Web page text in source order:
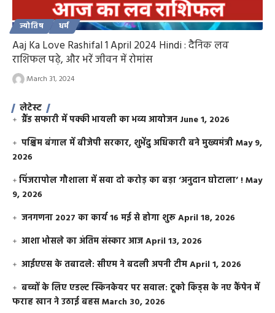
ज्योतिष धर्म
Aaj Ka Love Rashifal 1 April 2024 Hindi : दैनिक लव
राशिफल पढ़े, और भरें जीवन में रोमांस
March 31, 2024
लेटेस्ट
ग्रैंड सफारी में पक्की भायली का भव्य आयोजन June 1, 2026
पश्चिम बंगाल में बीजेपी सरकार, शुभेंदु अधिकारी बने मुख्यमंत्रीMay 9,
2026
​पिंजरापोल गौशाला में सवा दो करोड़ का बड़ा ‘अनुदान घोटाला’ !May
9, 2026
जनगणना 2027 का कार्य 16 मई से होगा शुरूApril 18, 2026
आशा भोसले का अंतिम संस्कार आजApril 13, 2026
आईएएस के तबादले: सीएम ने बदली अपनी टीमApril 1, 2026
बच्चों के लिए एडल्ट स्किनकेयर पर सवाल: टूको किड्स के नए कैंपेन में
फराह खान ने उठाई बहसMarch 30, 2026